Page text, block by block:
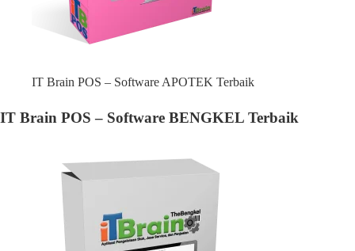
IT Brain POS – Software APOTEK Terbaik
IT Brain POS – Software BENGKEL Terbaik